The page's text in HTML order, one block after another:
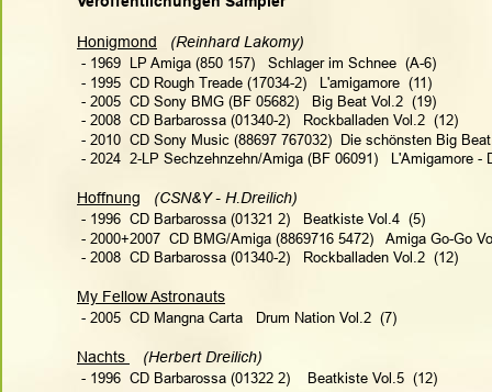
Honigmond
(Reinhard Lakomy)
- 1969  LP Amiga (850 157)   Schlager im Schnee  (A-6)
- 1995  CD Rough Treade (17034-2)   L'amigamore  (11)
- 2005  CD Sony BMG (BF 05682)   Big Beat Vol.2  (19)
- 2008  CD Barbarossa (01340-2)   Rockballaden Vol.2  (12)
- 2010  CD Sony Music (88697 767032)  Die schönsten Big
- 2024  2-LP Sechzehnzehn/Amiga (BF 06091) L'Amigamore -
Hoffnung
(CSN&Y - H.Dreilich)
- 1996  CD Barbarossa (01321 2)   Beatkiste Vol.4  (5)
- 2000+2007  CD BMG/Amiga (8869716 5472)   Amiga Go-Go
- 2008  CD Barbarossa (01340-2)   Rockballaden Vol.2  (12)
My Fellow Astronauts
- 2005  CD Mangna Carta   Drum Nation Vol.2  (7)
Nachts
(Herbert Dreilich)
- 1996  CD Barbarossa (01322 2)    Beatkiste Vol.5  (12)